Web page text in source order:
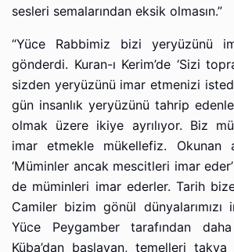
sesleri semalarından eksik olmasın.”
“Yüce Rabbimiz bizi yeryüzünü
gönderdi. Kuran-ı Kerim’de ‘Sizi
sizden yeryüzünü imar etmenizi
gün insanlık yeryüzünü tahrip
olmak üzere ikiye ayrılıyor. Biz
imar etmekle mükellefiz. Okunan
‘Müminler ancak mescitleri imar
de müminleri imar ederler. Tarih
Camiler bizim gönül
Yüce Peygamber tarafından
Küba’dan başlayan, temelleri